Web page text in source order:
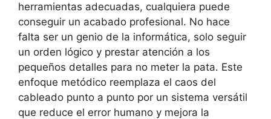
herramientas adecuadas, cualquiera puede
conseguir un acabado profesional. No hace
falta ser un genio de la informática, solo seguir
un orden lógico y prestar atención a los
pequeños detalles para no meter la pata. Este
enfoque metódico reemplaza el caos del
cableado punto a punto por un sistema versátil
que reduce el error humano y mejora la